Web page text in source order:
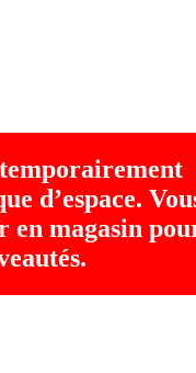
d’espace.
en magasin